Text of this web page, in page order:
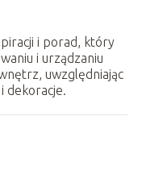
i porad, który
i urządzaniu
uwzględniając
dekoracje.